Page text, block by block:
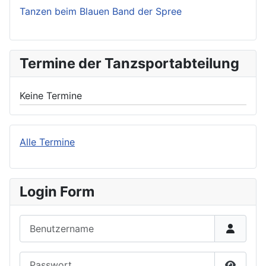
Tanzen beim Blauen Band der Spree
Termine der Tanzsportabteilung
Keine Termine
Alle Termine
Login Form